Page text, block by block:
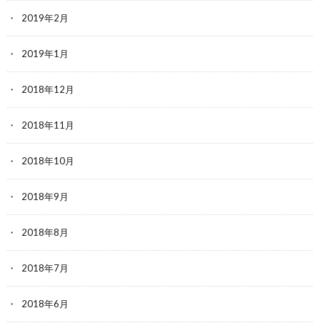
2019年2月
2019年1月
2018年12月
2018年11月
2018年10月
2018年9月
2018年8月
2018年7月
2018年6月